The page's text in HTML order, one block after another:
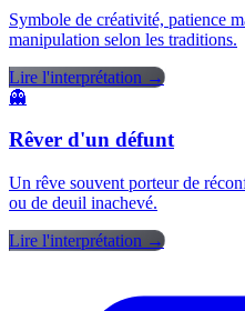
Symbole de créativité, patience
manipulation selon les traditions.
Lire l'interprétation →
👻
Rêver d'un défunt
Un rêve souvent porteur de
ou de deuil inachevé.
Lire l'interprétation →